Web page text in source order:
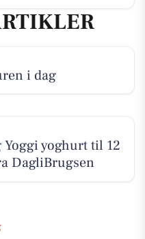
i dag
yoghurt til 12
DagliBrugsen